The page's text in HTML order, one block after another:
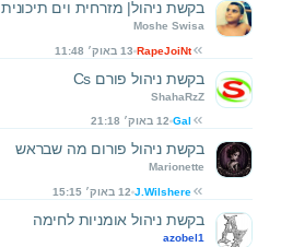
בקשת ניהול| מזרחית וים תיכונית
Moshe Swisa
RapeJoiNt 13 באוק׳ 11:48
בקשת ניהול פורם Cs
ShahaRzZ
Gal 12 באוק׳ 21:18
בקשת ניהול פורום מה שבראש
Marionette
J.Wilshere 12 באוק׳ 15:15
בקשת ניהול אומניות לחימה
azobel1